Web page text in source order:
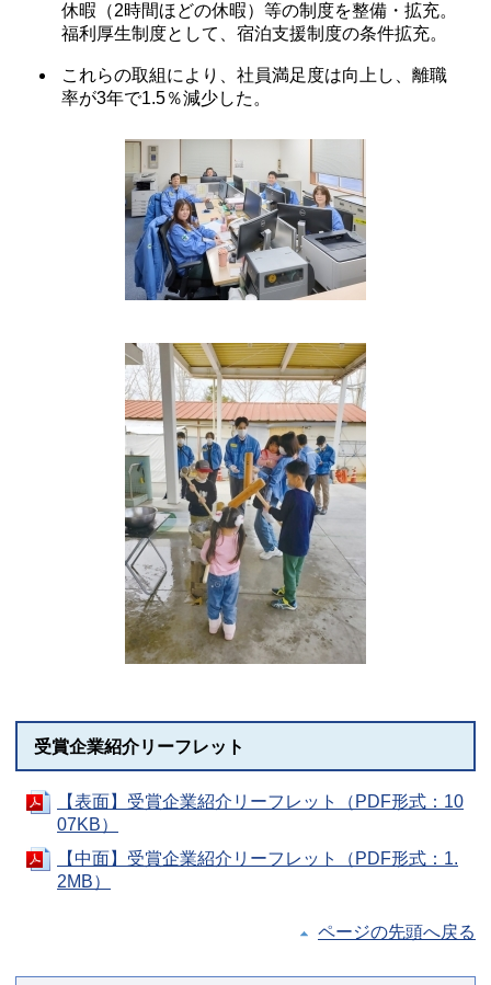
休暇（2時間ほどの休暇）等の制度を整備・拡充。
福利厚生制度として、宿泊支援制度の条件拡充。
これらの取組により、社員満足度は向上し、離職
率が3年で1.5％減少した。
受賞企業紹介リーフレット
【表面】受賞企業紹介リーフレット（PDF形式：10
07KB）
【中面】受賞企業紹介リーフレット（PDF形式：1.
2MB）
ページの先頭へ戻る